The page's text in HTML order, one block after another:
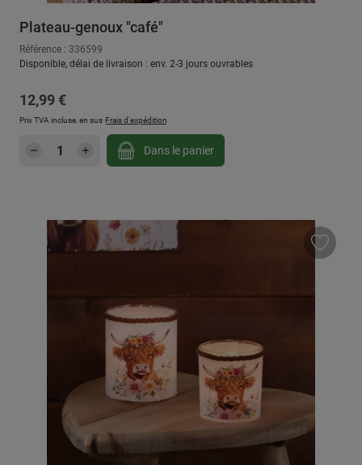
Plateau-genoux "café"
Référence : 336599
Disponible, délai de livraison : env. 2-3 jours ouvrables
Prix régulier :
12,99 €
Prix TVA incluse, en sus Frais d'expédition
Quantité de produit : Entrez la quantité
Dans le panier